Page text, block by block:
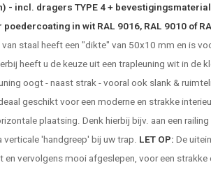
incl. dragers TYPE 4 +
in wit RAL 9016, RAL 9010 of
staal heeft een "dikte" van 50x10 mm en is
heeft u de keuze uit een trapleuning witin de
oogt - naast strak - vooral ook slank &
geschikt voor een moderne en strakke
plaatsing. Denk hierbij bijv. aan een
'handgreep' bij uw trap. LET OP: De
vervolgens mooi afgeslepen, voor een strakke